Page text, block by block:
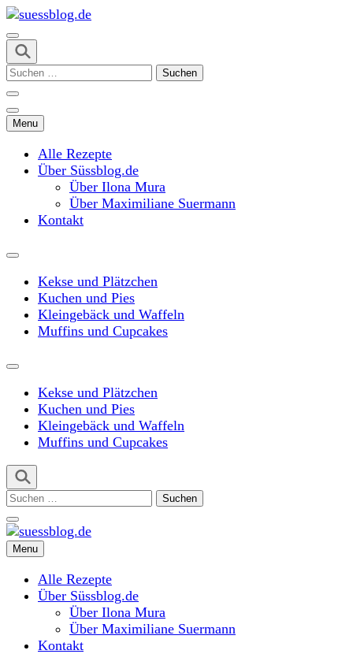
Skip
to
content
(Press
Enter)
suessblog.de
Suchen
Menu
Alle Rezepte
Über Süssblog.de
Über Ilona Mura
Über Maximiliane Suermann
Kontakt
Kekse und Plätzchen
Kuchen und Pies
Kleingebäck und Waffeln
Muffins und Cupcakes
Kekse und Plätzchen
Kuchen und Pies
Kleingebäck und Waffeln
Muffins und Cupcakes
Suchen
suessblog.de
Menu
Alle Rezepte
Über Süssblog.de
Über Ilona Mura
Über Maximiliane Suermann
Kontakt